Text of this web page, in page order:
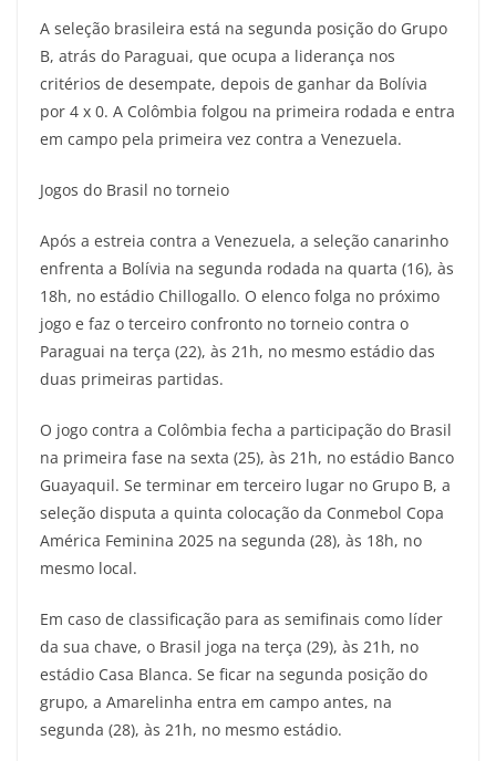
A seleção brasileira está na segunda posição do Grupo
B, atrás do Paraguai, que ocupa a liderança nos
critérios de desempate, depois de ganhar da Bolívia
por 4 x 0. A Colômbia folgou na primeira rodada e entra
em campo pela primeira vez contra a Venezuela.
Jogos do Brasil no torneio
Após a estreia contra a Venezuela, a seleção canarinho
enfrenta a Bolívia na segunda rodada na quarta (16), às
18h, no estádio Chillogallo. O elenco folga no próximo
jogo e faz o terceiro confronto no torneio contra o
Paraguai na terça (22), às 21h, no mesmo estádio das
duas primeiras partidas.
O jogo contra a Colômbia fecha a participação do Brasil
na primeira fase na sexta (25), às 21h, no estádio Banco
Guayaquil. Se terminar em terceiro lugar no Grupo B, a
seleção disputa a quinta colocação da Conmebol Copa
América Feminina 2025 na segunda (28), às 18h, no
mesmo local.
Em caso de classificação para as semifinais como líder
da sua chave, o Brasil joga na terça (29), às 21h, no
estádio Casa Blanca. Se ficar na segunda posição do
grupo, a Amarelinha entra em campo antes, na
segunda (28), às 21h, no mesmo estádio.